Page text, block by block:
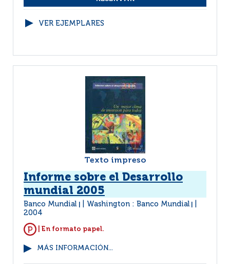
VER EJEMPLARES
Texto impreso
Informe sobre el Desarrollo
mundial 2005
Banco Mundial Washington : Banco Mundial
2004
| En formato papel.
MÁS INFORMACIÓN...